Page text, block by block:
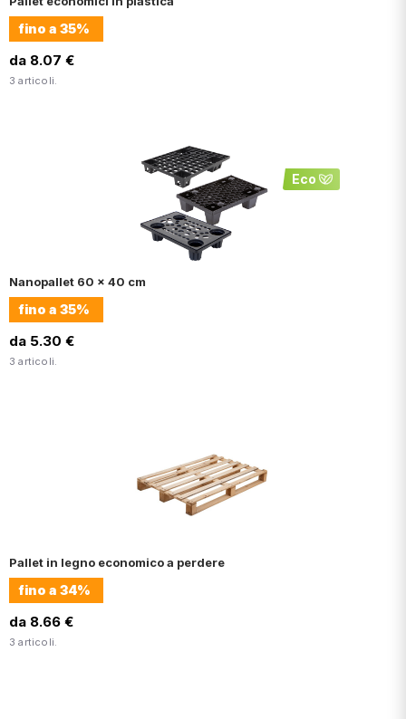
fino a 35%
da 8.07 €
3 articoli.
Eco
Nanopallet 60 x 40 cm
fino a 35%
da 5.30 €
3 articoli.
Pallet in legno economico a perdere
fino a 34%
da 8.66 €
3 articoli.